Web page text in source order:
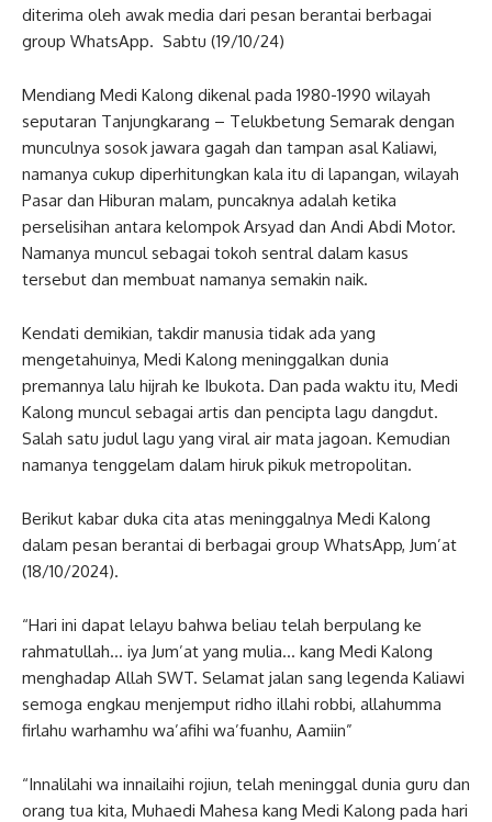
diterima oleh awak media dari pesan berantai berbagai
group WhatsApp. Sabtu (19/10/24)
Mendiang Medi Kalong dikenal pada 1980-1990 wilayah
seputaran Tanjungkarang – Telukbetung Semarak dengan
munculnya sosok jawara gagah dan tampan asal Kaliawi,
namanya cukup diperhitungkan kala itu di lapangan, wilayah
Pasar dan Hiburan malam, puncaknya adalah ketika
perselisihan antara kelompok Arsyad dan Andi Abdi Motor.
Namanya muncul sebagai tokoh sentral dalam kasus
tersebut dan membuat namanya semakin naik.
Kendati demikian, takdir manusia tidak ada yang
mengetahuinya, Medi Kalong meninggalkan dunia
premannya lalu hijrah ke Ibukota. Dan pada waktu itu, Medi
Kalong muncul sebagai artis dan pencipta lagu dangdut.
Salah satu judul lagu yang viral air mata jagoan. Kemudian
namanya tenggelam dalam hiruk pikuk metropolitan.
Berikut kabar duka cita atas meninggalnya Medi Kalong
dalam pesan berantai di berbagai group WhatsApp, Jum’at
(18/10/2024).
“Hari ini dapat lelayu bahwa beliau telah berpulang ke
rahmatullah… iya Jum’at yang mulia… kang Medi Kalong
menghadap Allah SWT. Selamat jalan sang legenda Kaliawi
semoga engkau menjemput ridho illahi robbi, allahumma
firlahu warhamhu wa’afihi wa’fuanhu, Aamiin”
“Innalilahi wa innailaihi rojiun, telah meninggal dunia guru dan
orang tua kita, Muhaedi Mahesa kang Medi Kalong pada hari